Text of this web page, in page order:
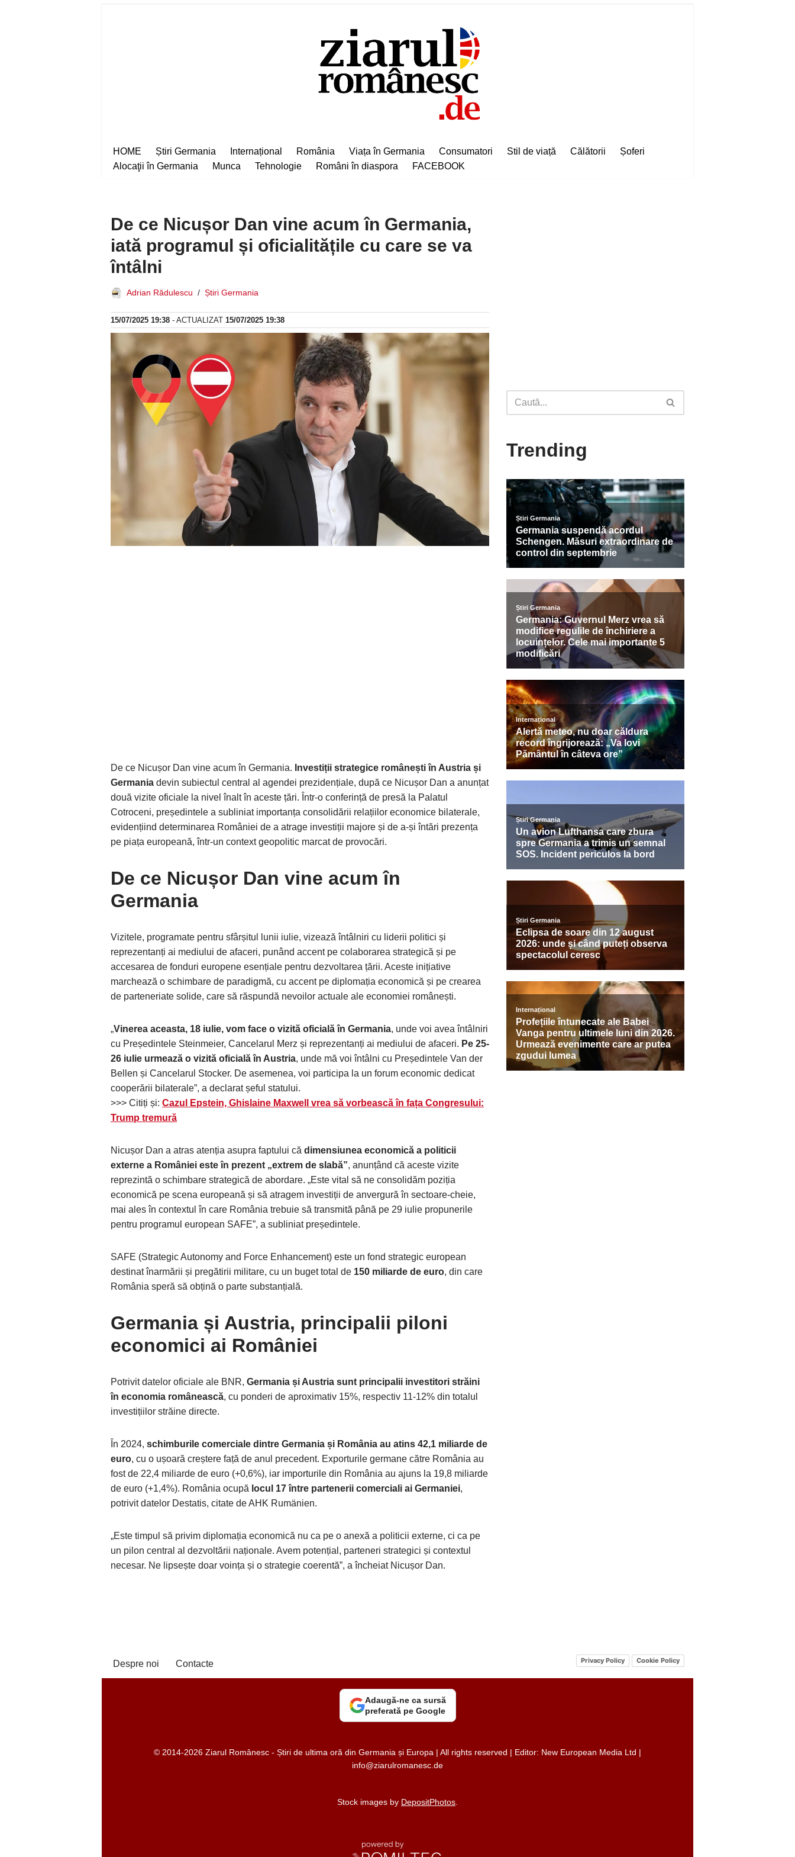
HOME Știri Germania Internațional România Viața în Germania Consumatori Stil de viață Călătorii
Șoferi
Alocaţii în Germania
Munca Tehnologie Români în diaspora FACEBOOK
De ce Nicușor Dan vine acum în Germania,
iată programul și oficialitățile cu care se va
întâlni
Adrian Rădulescu Știri Germania
15/07/2025 19:38 - ACTUALIZAT 15/07/2025 19:38
De ce Nicușor Dan vine acum în Germania. Investiții strategice românești în Austria și
Germania devin subiectul central al agendei prezidențiale, după ce Nicușor Dan a anunțat
două vizite oficiale la nivel înalt în aceste țări. Într-o conferință de presă la Palatul
Cotroceni, președintele a subliniat importanța consolidării relațiilor economice bilaterale,
evidențiind determinarea României de a atrage investiții majore și de a-și întări prezența
pe piața europeană, într-un context geopolitic marcat de provocări.
De ce Nicușor Dan vine acum în
Germania
Vizitele, programate pentru sfârșitul lunii iulie, vizează întâlniri cu liderii politici și
reprezentanți ai mediului de afaceri, punând accent pe colaborarea strategică și pe
accesarea de fonduri europene esențiale pentru dezvoltarea țării. Aceste inițiative
marchează o schimbare de paradigmă, cu accent pe diplomația economică și pe crearea
de parteneriate solide, care să răspundă nevoilor actuale ale economiei românești.
„Vinerea aceasta, 18 iulie, vom face o vizită oficială în Germania, unde voi avea întâlniri
cu Președintele Steinmeier, Cancelarul Merz și reprezentanți ai mediului de afaceri. Pe 25-
26 iulie urmează o vizită oficială în Austria, unde mă voi întâlni cu Președintele Van der
Bellen și Cancelarul Stocker. De asemenea, voi participa la un forum economic dedicat
cooperării bilaterale”, a declarat șeful statului.
>>> Citiți și: Cazul Epstein, Ghislaine Maxwell vrea să vorbească în fața Congresului:
Trump tremură
Nicușor Dan a atras atenția asupra faptului că dimensiunea economică a politicii
externe a României este în prezent „extrem de slabă”, anunțând că aceste vizite
reprezintă o schimbare strategică de abordare. „Este vital să ne consolidăm poziția
economică pe scena europeană și să atragem investiții de anvergură în sectoare-cheie,
mai ales în contextul în care România trebuie să transmită până pe 29 iulie propunerile
pentru programul european SAFE”, a subliniat președintele.
SAFE (Strategic Autonomy and Force Enhancement) este un fond strategic european
destinat înarmării și pregătirii militare, cu un buget total de 150 miliarde de euro, din care
România speră să obțină o parte substanțială.
Germania și Austria, principalii piloni
economici ai României
Potrivit datelor oficiale ale BNR, Germania și Austria sunt principalii investitori străini
în economia românească, cu ponderi de aproximativ 15%, respectiv 11-12% din totalul
investițiilor străine directe.
În 2024, schimburile comerciale dintre Germania și România au atins 42,1 miliarde de
euro, cu o ușoară creștere față de anul precedent. Exporturile germane către România au
fost de 22,4 miliarde de euro (+0,6%), iar importurile din România au ajuns la 19,8 miliarde
de euro (+1,4%). România ocupă locul 17 între partenerii comerciali ai Germaniei,
potrivit datelor Destatis, citate de AHK Rumänien.
„Este timpul să privim diplomația economică nu ca pe o anexă a politicii externe, ci ca pe
un pilon central al dezvoltării naționale. Avem potențial, parteneri strategici și contextul
necesar. Ne lipsește doar voința și o strategie coerentă”, a încheiat Nicușor Dan.
Trending
Despre noi Contacte Privacy Policy Cookie Policy
Adaugă-ne ca sursă
preferată pe Google
© 2014-2026 Ziarul Românesc - Știri de ultima oră din Germania și Europa | All rights reserved | Editor: New European Media Ltd |
info@ziarulromanesc.de
Stock images by DepositPhotos